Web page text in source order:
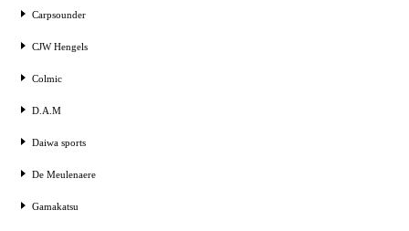
Carpsounder
CJW Hengels
Colmic
D.A.M
Daiwa sports
De Meulenaere
Gamakatsu